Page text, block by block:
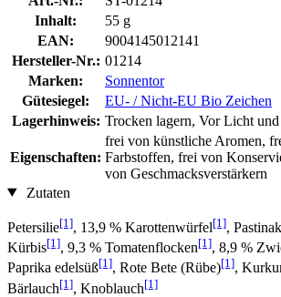
Inhalt:
55 g
EAN:
9004145012141
Hersteller-Nr.: 01214
Marken:
Sonnentor
Gütesiegel:
EU- / Nicht-EU Bio Zeichen
Lagerhinweis: Trocken lagern, Vor Licht und
Eigenschaften:
frei von künstliche Aromen,
Farbstoffen, frei von
von Geschmacksverstärkern
Zutaten
Petersilie[1], 13,9 % Karottenwürfel[1],
Kürbis[1], 9,3 % Tomatenflocken[1], 8,9 %
Paprika edelsüß[1], Rote Bete (Rübe)[1],
Bärlauch[1], Knoblauch[1]